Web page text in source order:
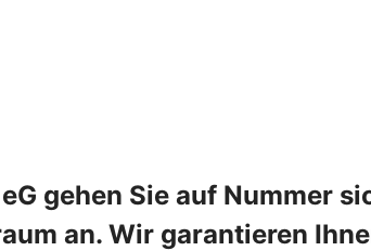
gehen Sie auf Nummer
an. Wir garantieren